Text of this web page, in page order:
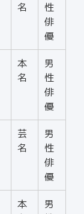
名
性
俳
優
本
名
男
性
俳
優
芸
名
男
性
俳
優
本
男